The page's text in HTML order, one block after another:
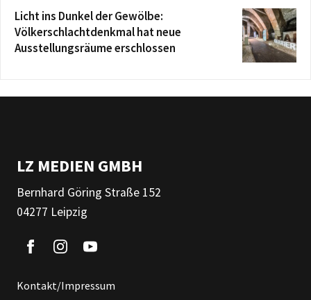
Licht ins Dunkel der Gewölbe:
Völkerschlachtdenkmal hat neue
Ausstellungsräume erschlossen
LZ MEDIEN GMBH
Bernhard Göring Straße 152
04277 Leipzig
Kontakt/Impressum